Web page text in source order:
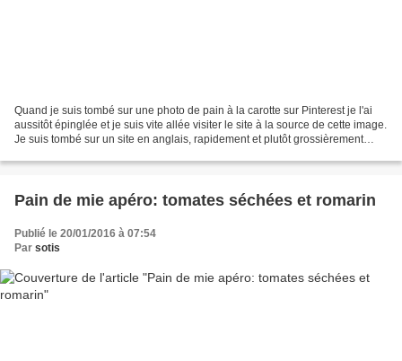
Quand je suis tombé sur une photo de pain à la carotte sur Pinterest je l'ai
aussitôt épinglée et je suis vite allée visiter le site à la source de cette image.
Je suis tombé sur un site en anglais, rapidement et plutôt grossièrement
Pain de mie apéro: tomates séchées et romarin
Publié le 20/01/2016 à 07:54
Par sotis